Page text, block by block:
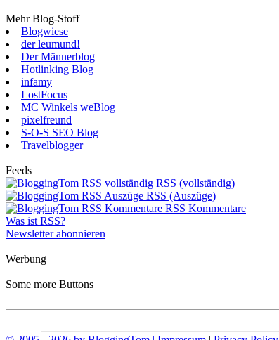
Mehr Blog-Stoff
Blogwiese
der leumund!
Der Männerblog
Hotlinking Blog
infamy
LostFocus
MC Winkels weBlog
pixelfreund
S-O-S SEO Blog
Travelblogger
Feeds
RSS (vollständig)
RSS (Auszüge)
RSS Kommentare
Was ist RSS?
Newsletter abonnieren
Werbung
Some more Buttons